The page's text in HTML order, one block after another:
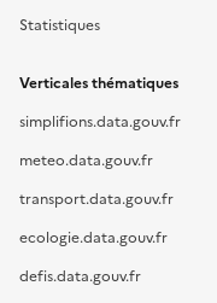
Statistiques
Verticales thématiques
simplifions.data.gouv.fr
meteo.data.gouv.fr
transport.data.gouv.fr
ecologie.data.gouv.fr
defis.data.gouv.fr